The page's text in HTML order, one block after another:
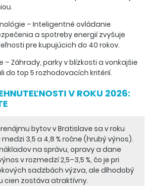
– Inteligentné ovládanie
a spotreby energií zvyšuje
pre kupujúcich do 40 rokov.
– Záhrady, parky v blízkosti a vonkajšie
do top 5 rozhodovacích kritérií.
V ROKU 2026:
bytov v Bratislave sa v roku
3,5 a 4,8 % ročne (hrubý výnos).
na správu, opravy a dane
v rozmedzí 2,5–3,5 %, čo je pri
sadzbách výzva, ale dlhodobý
cien zostáva atraktívny.